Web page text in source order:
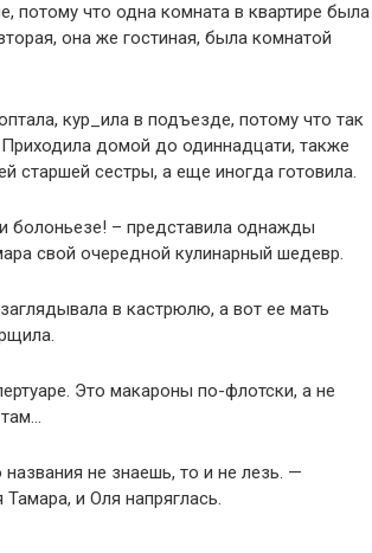
потому что одна комната в квартире была
она же гостиная, была комнатой
кур_ила в подъезде, потому что так
Приходила домой до одиннадцати, также
старшей сестры, а еще иногда готовила.
болоньезе! – представила однажды
свой очередной кулинарный шедевр.
в кастрюлю, а вот ее мать
Это макароны по-флотски, а не
не знаешь, то и не лезь. —
Тамара, и Оля напряглась.